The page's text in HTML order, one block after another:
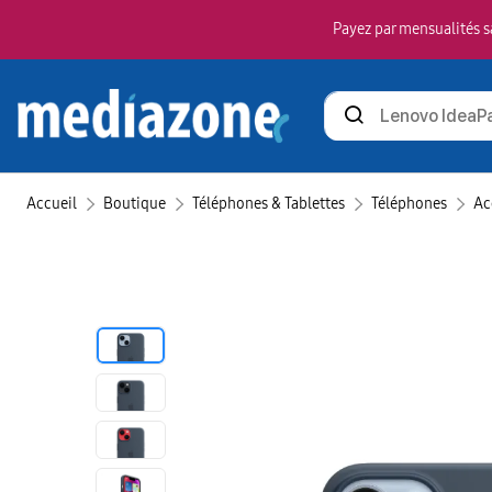
Payez par
Rechercher
des
Accueil Boutique Téléphones & Tablettes Téléphones